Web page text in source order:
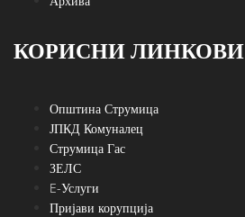
КОРИСНИ ЛИНКОВИ
Општина Струмица
ЈПКД Комуналец
Струмица Гас
ЗЕЛС
E-Услуги
Пријави корупција